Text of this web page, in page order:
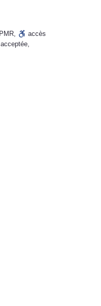
,
accès
,